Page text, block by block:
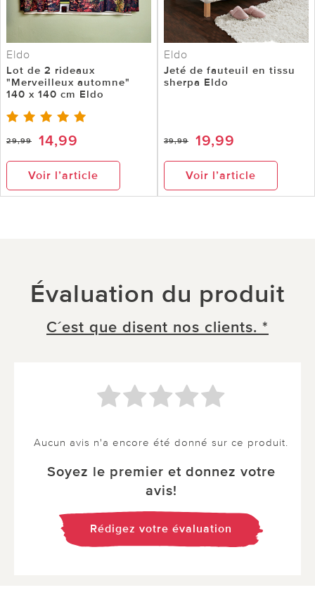
Eldo
Lot de 2 rideaux
"Merveilleux automne"
140 x 140 cm Eldo
29,99 14,99
Voir l’article
Eldo
Jeté de fauteuil en tissu
sherpa Eldo
39,99 19,99
Voir l’article
Évaluation du produit
C´est que disent nos clients. *
Aucun avis n'a encore été donné sur ce produit.
Soyez le premier et donnez votre
avis!
Rédigez votre évaluation